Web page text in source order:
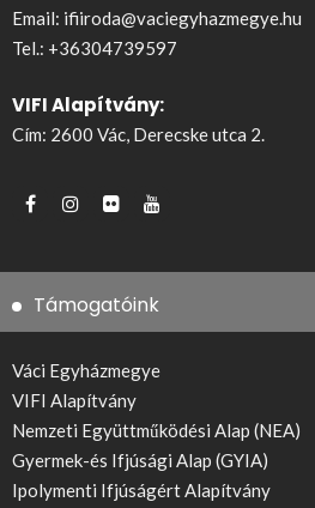
Email: ifiiroda@vaciegyhazmegye.hu
Tel.: +36304739597
VIFI Alapítvány:
Cím: 2600 Vác, Derecske utca 2.
Támogatóink
Váci Egyházmegye
VIFI Alapítvány
Nemzeti Együttműködési Alap (NEA)
Gyermek-és Ifjúsági Alap (GYIA)
Ipolymenti Ifjúságért Alapítvány